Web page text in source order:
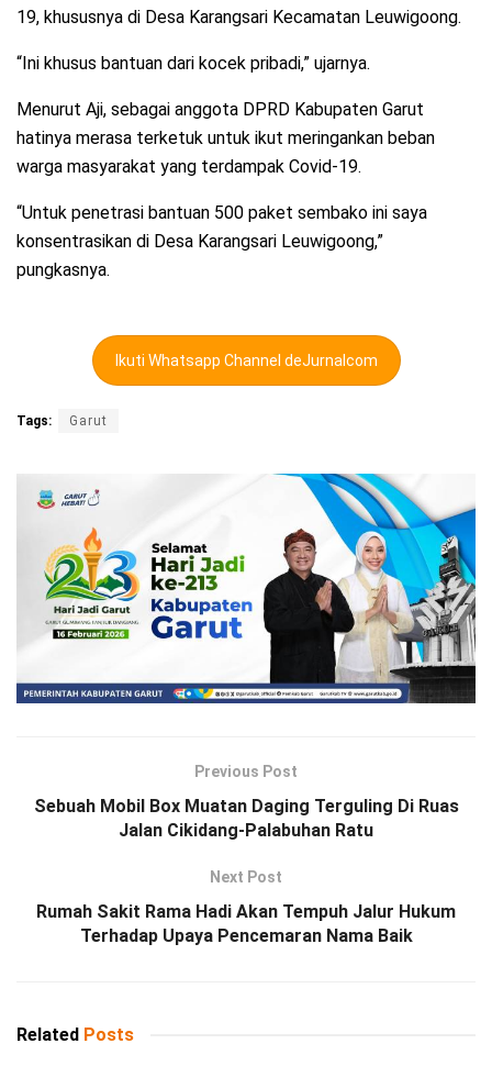
19, khususnya di Desa Karangsari Kecamatan Leuwigoong.
“Ini khusus bantuan dari kocek pribadi,” ujarnya.
Menurut Aji, sebagai anggota DPRD Kabupaten Garut
hatinya merasa terketuk untuk ikut meringankan beban
warga masyarakat yang terdampak Covid-19.
“Untuk penetrasi bantuan 500 paket sembako ini saya
konsentrasikan di Desa Karangsari Leuwigoong,”
pungkasnya.
Ikuti Whatsapp Channel deJurnalcom
Tags: Garut
Previous Post
Sebuah Mobil Box Muatan Daging Terguling Di Ruas
Jalan Cikidang-Palabuhan Ratu
Next Post
Rumah Sakit Rama Hadi Akan Tempuh Jalur Hukum
Terhadap Upaya Pencemaran Nama Baik
Related Posts